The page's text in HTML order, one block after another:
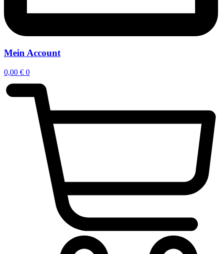
Mein Account
0,00 € 0